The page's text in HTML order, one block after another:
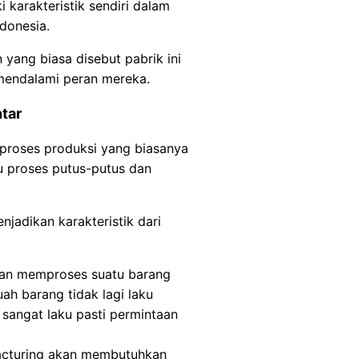
karakteristik sendiri dalam
yang biasa disebut pabrik ini
peran mereka.
produksi yang biasanya
proses putus-putus dan
karakteristik dari
memproses suatu barang
barang tidak lagi laku
laku pasti permintaan
akan membutuhkan